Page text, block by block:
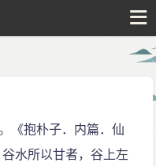
《抱朴子．内篇．仙
水所以甘者，谷上左